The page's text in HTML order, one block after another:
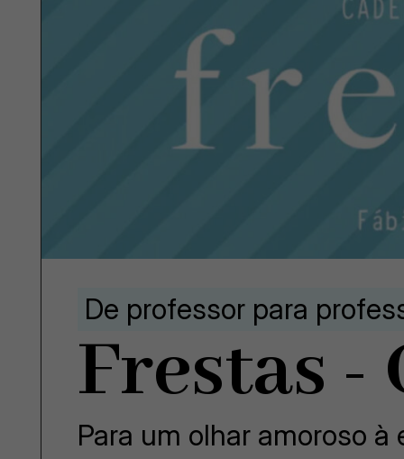
De professor para
Frestas -
Para um olhar amoroso